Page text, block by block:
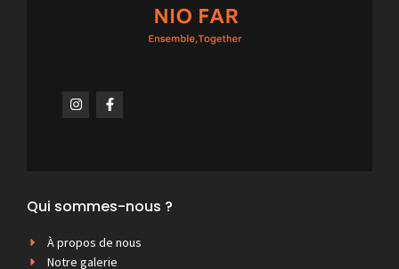
Qui sommes-nous ?
À propos de nous
Notre galerie